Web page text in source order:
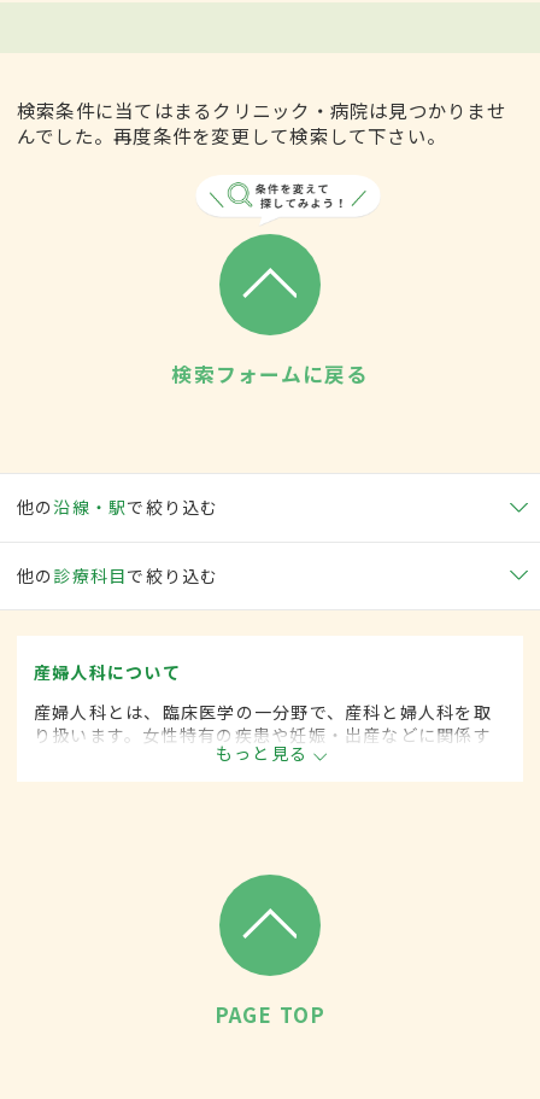
検索条件に当てはまるクリニック・病院は見つかりませ
んでした。再度条件を変更して検索して下さい。
検索フォームに戻る
他の沿線・駅で絞り込む
他の 診療科目で絞り込む
産婦人科について
産婦人科とは、臨床医学の一分野で、産科と婦人科を取
り扱います。女性特有の疾患や妊娠・出産などに関係す
る病気に対して、予防・診断・治療します。
もっと見る
PAGE TOP